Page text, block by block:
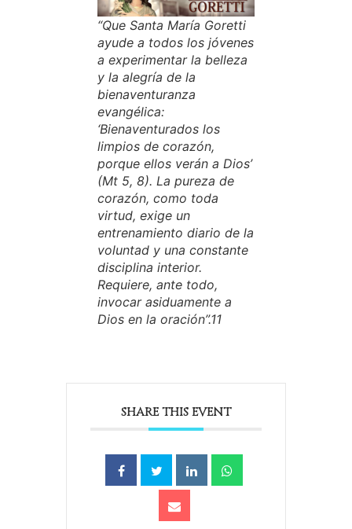
“Que Santa María Goretti
ayude a todos los jóvenes
a experimentar la belleza
y la alegría de la
bienaventuranza
evangélica:
‘Bienaventurados los
limpios de corazón,
porque ellos verán a Dios’
(Mt 5, 8). La pureza de
corazón, como toda
virtud, exige un
entrenamiento diario de la
voluntad y una constante
disciplina interior.
Requiere, ante todo,
invocar asiduamente a
Dios en la oración”.11
SHARE THIS EVENT